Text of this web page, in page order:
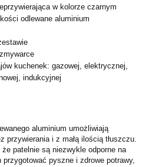
w kolorze czarnym
odlewane aluminium
kuchenek: gazowej, elektrycznej,
indukcyjnej
aluminium umożliwiają
przywierania i z małą ilością tłuszczu.
patelnie są niezwykle odporne na
pyszne i zdrowe potrawy,